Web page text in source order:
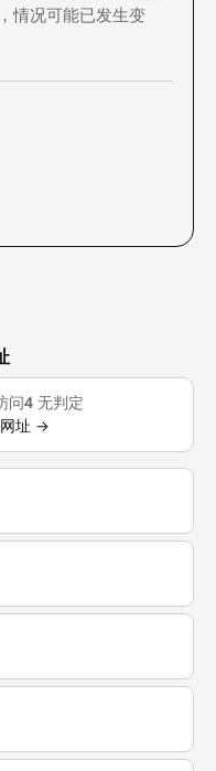
情况可能已发生变
问4 无判定
址 →